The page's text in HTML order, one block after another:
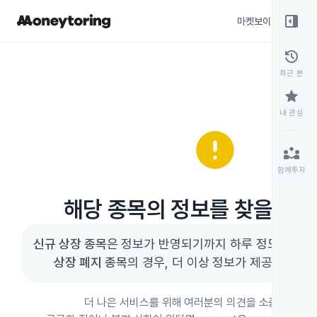
마켓보이스
error
해당 종목의 정보를 찾을 수
신규 상장 종목
상장 폐지 종목의 경우, 더 이상 정보가 제공되지 않
더 나은 서비스를 위해 여러분의 의견을 소중히 듣고
right_panel_open
history
최근 본
star
내 관심
partner_exchange
함께투자